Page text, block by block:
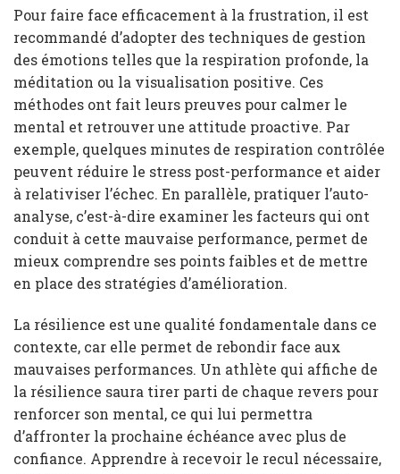
Pour faire face efficacement à la frustration, il est
recommandé d’adopter des techniques de gestion
des émotions telles que la respiration profonde, la
méditation ou la visualisation positive. Ces
méthodes ont fait leurs preuves pour calmer le
mental et retrouver une attitude proactive. Par
exemple, quelques minutes de respiration contrôlée
peuvent réduire le stress post-performance et aider
à relativiser l’échec. En parallèle, pratiquer l’auto-
analyse, c’est-à-dire examiner les facteurs qui ont
conduit à cette mauvaise performance, permet de
mieux comprendre ses points faibles et de mettre
en place des stratégies d’amélioration.
La résilience est une qualité fondamentale dans ce
contexte, car elle permet de rebondir face aux
mauvaises performances. Un athlète qui affiche de
la résilience saura tirer parti de chaque revers pour
renforcer son mental, ce qui lui permettra
d’affronter la prochaine échéance avec plus de
confiance. Apprendre à recevoir le recul nécessaire,